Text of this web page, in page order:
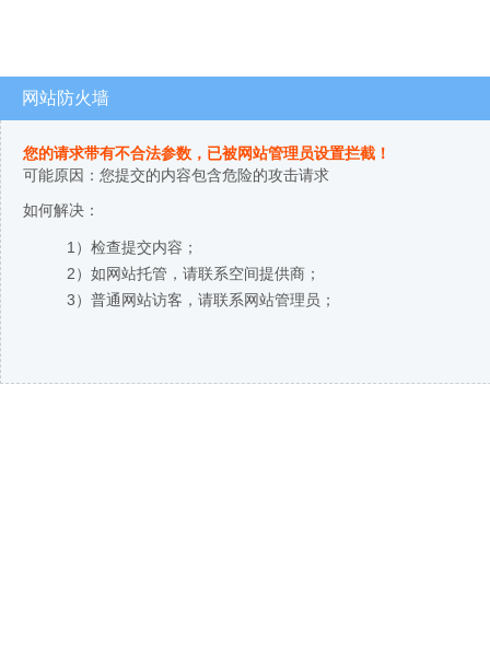
网站防火墙
您的请求带有不合法参数，已被网站管理员设置拦截！
可能原因：您提交的内容包含危险的攻击请求
如何解决：
1）检查提交内容；
2）如网站托管，请联系空间提供商；
3）普通网站访客，请联系网站管理员；